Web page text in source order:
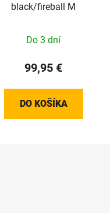
black/fireball M
Do 3 dní
99,95 €
DO KOŠÍKA